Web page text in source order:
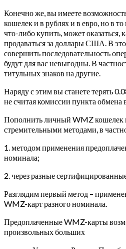
Конечно же, вы имеете
кошелек и в рублях и в евро, но в то
что-либо купить, может оказаться,
продаваться за доллары США. В
совершить последовательность
будут для вас невыгодны. В
титульных знаков на другие.
Наряду с этим вы станете терять
не считая комиссии пункта обмена
Пополнить личный WMZ кошелек
стремительными методами, в
1. методом применения
номинала;
2. через разные
Разглядим первый метод –
WMZ-карт разного номинала.
Предоплаченные WMZ-карты
произвольных больших